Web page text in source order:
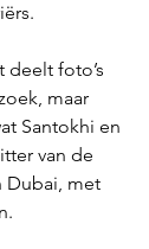
deelt foto’s
maar
Santokhi en
van de
Dubai, met